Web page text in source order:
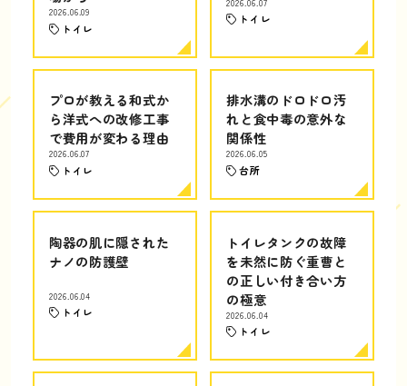
2026.06.09
トイレ
トイレ
プロが教える和式か
ら洋式への改修工事
で費用が変わる理由
2026.06.07
トイレ
排水溝のドロドロ汚
れと食中毒の意外な
関係性
2026.06.05
台所
陶器の肌に隠された
ナノの防護壁
2026.06.04
トイレ
トイレタンクの故障
を未然に防ぐ重曹と
の正しい付き合い方
の極意
2026.06.04
トイレ